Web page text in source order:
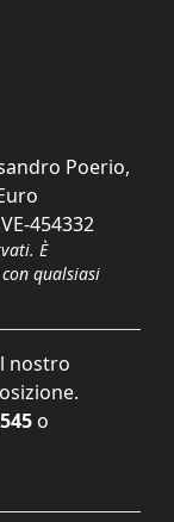
Poerio,
454332
È
qualsiasi
nostro
o